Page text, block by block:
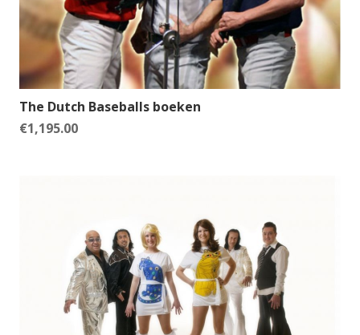
The Dutch Baseballs boeken
€1,195.00